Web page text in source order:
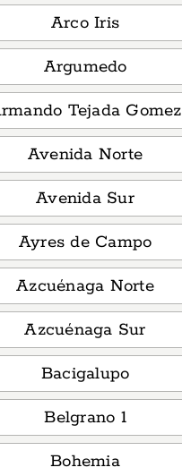
Arco Iris
Argumedo
Tejada Gomez
Avenida Norte
Avenida Sur
Ayres de Campo
Azcuénaga Norte
Azcuénaga Sur
Bacigalupo
Belgrano 1
Bohemia